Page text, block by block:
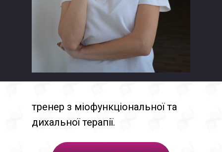
тренер з міофункціональної та
дихальної терапії.